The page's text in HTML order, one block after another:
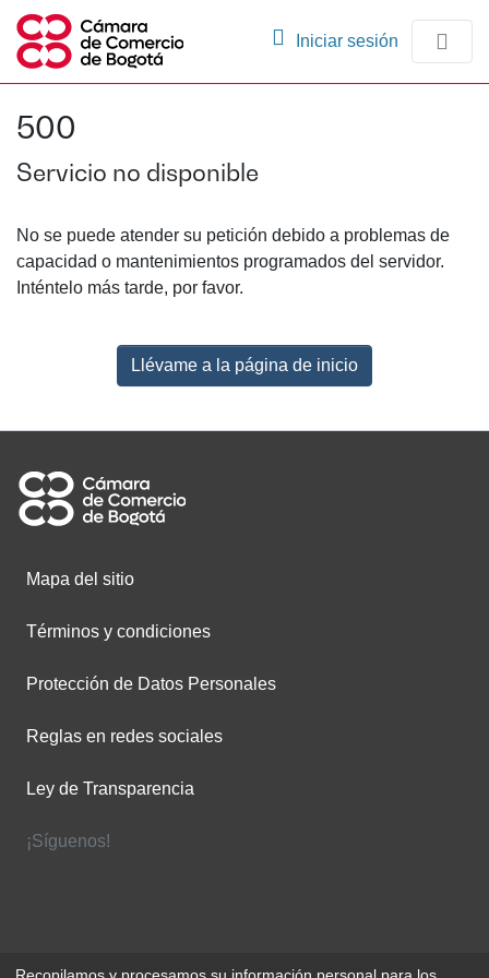
Iniciar sesión (current)
500
Servicio no disponible
No se puede atender su petición debido a problemas de
capacidad o mantenimientos programados del servidor.
Inténtelo más tarde, por favor.
Llévame a la página de inicio
Mapa del sitio
Términos y condiciones
Protección de Datos Personales
Reglas en redes sociales
Ley de Transparencia
¡Síguenos!